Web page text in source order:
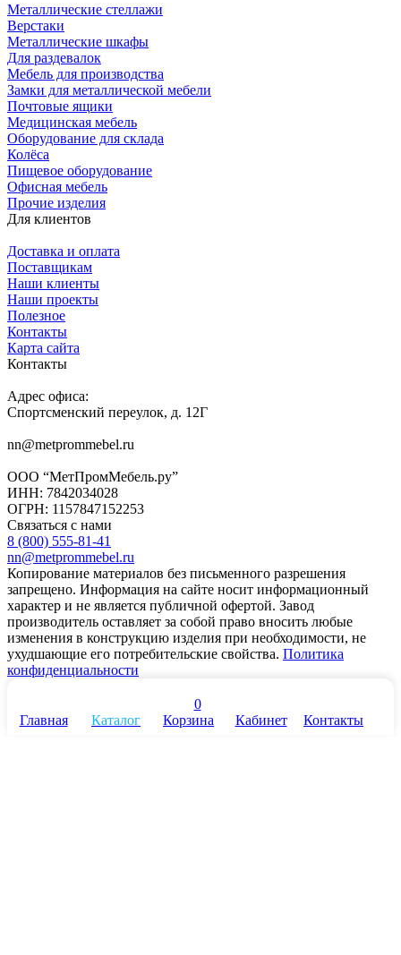
Металлические стеллажи
Верстаки
Металлические шкафы
Для раздевалок
Мебель для производства
Замки для металлической мебели
Почтовые ящики
Медицинская мебель
Оборудование для склада
Колёса
Пищевое оборудование
Офисная мебель
Прочие изделия
Для клиентов
Доставка и оплата
Поставщикам
Наши клиенты
Наши проекты
Полезное
Контакты
Карта сайта
Контакты
Адрес офиса:
Спортсменский переулок, д. 12Г
nn@metprommebel.ru
ООО “МетПромМебель.ру”
ИНН: 7842034028
ОГРН: 1157847152253
Связаться с нами
8 (800) 555-81-41
nn@metprommebel.ru
Копирование материалов без письменного разрешения
запрещено. Информация на сайте носит информационный
характер и не является публичной офертой. Завод
производитель оставляет за собой право вносить любые
изменения в конструкцию изделия при необходимости, не
ухудшающие его потребительские свойства. Политика
конфиденциальности
Главная Каталог
0
Корзина
Кабинет Контакты